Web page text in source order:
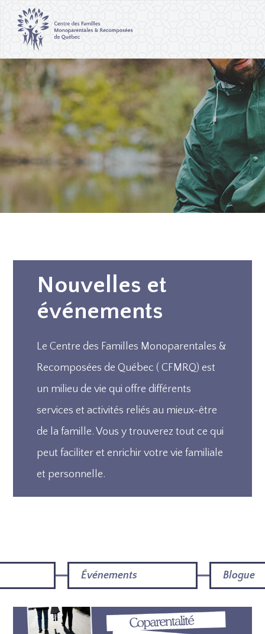
Nouvelles et
événements
Le Centre des Familles Monoparentales &
Recomposées de Québec ( CFMRQ) est
un milieu de vie qui offre différents
services et activités reliés au mieux-être
de la famille. Vous y trouverez tout ce qui
peut faciliter et enrichir votre vie familiale
et personnelle.
Événements Blogue